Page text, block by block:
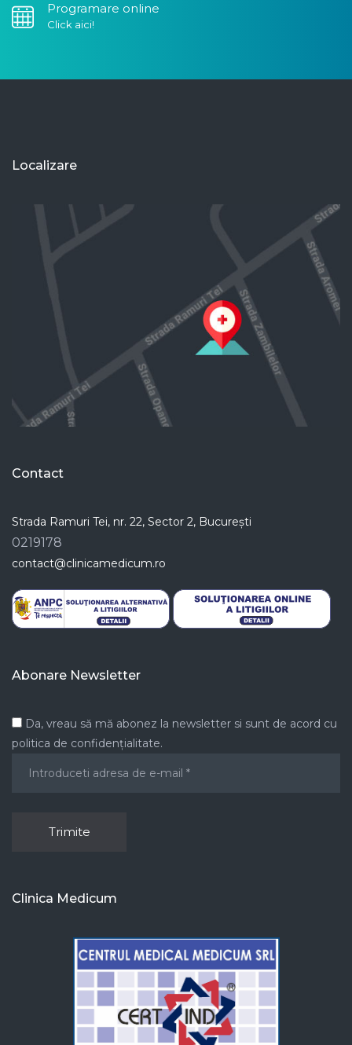
Programare online
Click aici!
Localizare
Contact
Strada Ramuri Tei, nr. 22, Sector 2, București
0219178
contact@clinicamedicum.ro
Abonare Newsletter
Da, vreau să mă abonez la newsletter si sunt de acord cu
politica de confidențialitate.
Clinica Medicum